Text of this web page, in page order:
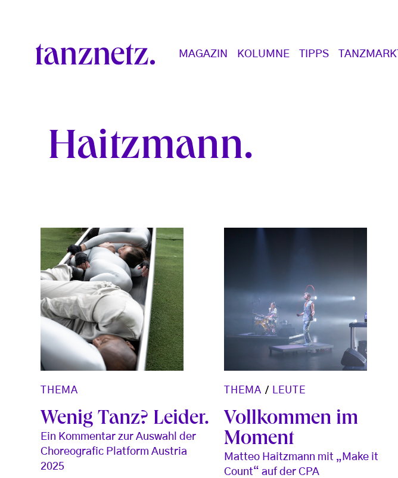
Main navigation
MAGAZIN KOLUMNE TIPPS TANZMARKT
Haitzmann
THEMA
Wenig Tanz? Leider.
Ein Kommentar zur Auswahl der
Choreografic Platform Austria
2025
THEMA / LEUTE
Vollkommen im
Moment
Matteo Haitzmann mit „Make it
Count“ auf der CPA